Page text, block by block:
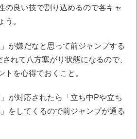
の良い技で割り込めるので各キャ
う。
が嫌だなと思って前ジャンプする
れて八方塞がり状態になるので、
トを心得ておくこと。
が対応されたら「立ち中Pや立ち
をしてくるので前ジャンプが通る